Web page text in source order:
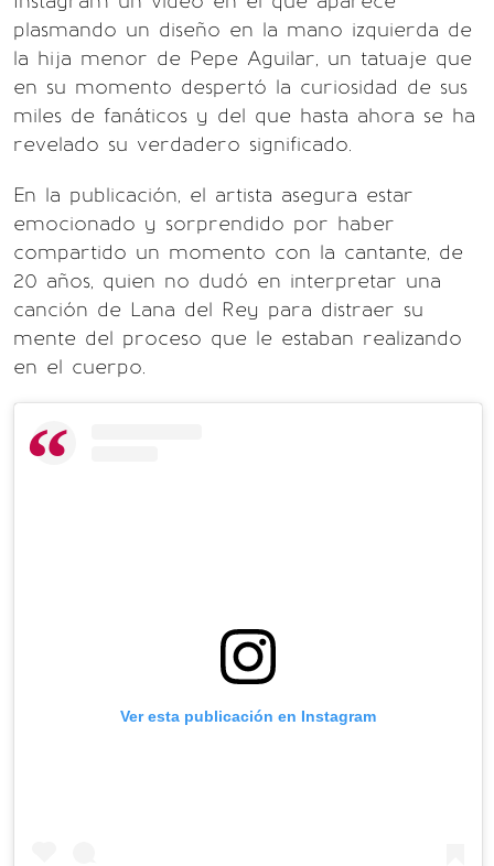
plasmando un diseño en la mano izquierda de
la hija menor de Pepe Aguilar, un tatuaje que
en su momento despertó la curiosidad de sus
miles de fanáticos y del que hasta ahora se ha
revelado su verdadero significado.
En la publicación, el artista asegura estar
emocionado y sorprendido por haber
compartido un momento con la cantante, de
20 años, quien no dudó en interpretar una
canción de Lana del Rey para distraer su
mente del proceso que le estaban realizando
en el cuerpo.
Ver esta publicación en Instagram